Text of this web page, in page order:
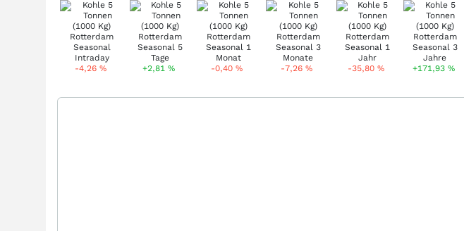
-4,26 % +2,81% -0,40% -7,26% -35,80 % +171,93 %